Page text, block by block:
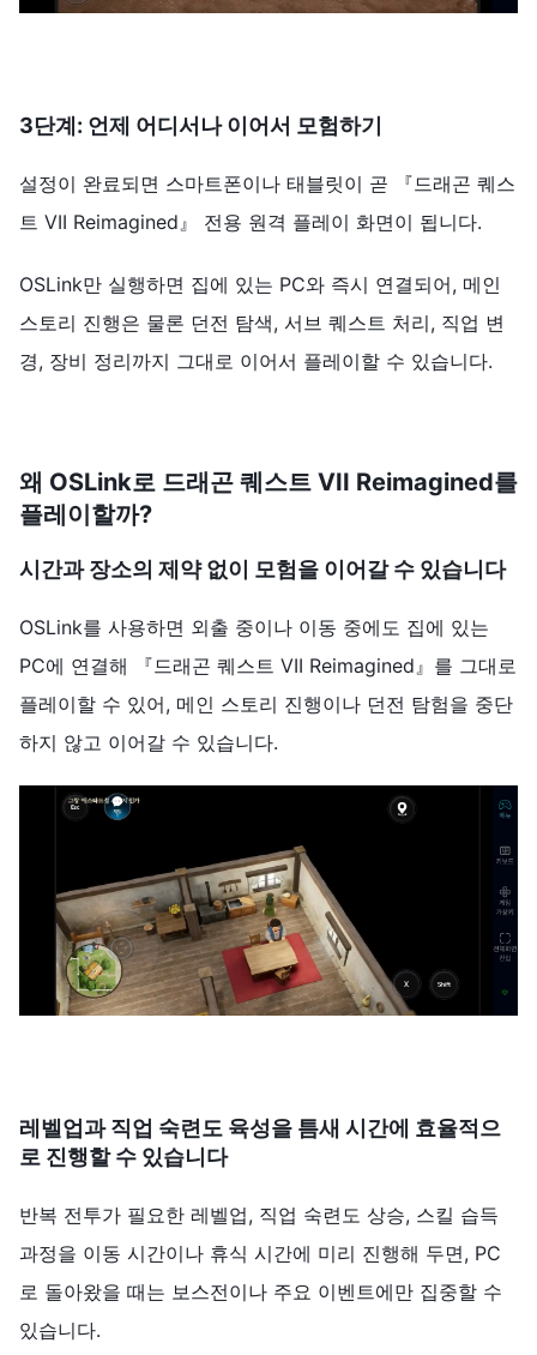
3단계: 언제 어디서나 이어서 모험하기
설정이 완료되면 스마트폰이나 태블릿이 곧 『드래곤 퀘스
트 VII Reimagined』 전용 원격 플레이 화면이 됩니다.
OSLink만 실행하면 집에 있는 PC와 즉시 연결되어, 메인
스토리 진행은 물론 던전 탐색, 서브 퀘스트 처리, 직업 변
경, 장비 정리까지 그대로 이어서 플레이할 수 있습니다.
왜 OSLink로 드래곤 퀘스트 VII Reimagined를
플레이할까?
시간과 장소의 제약 없이 모험을 이어갈 수 있습니다
OSLink를 사용하면 외출 중이나 이동 중에도 집에 있는
PC에 연결해 『드래곤 퀘스트 VII Reimagined』를 그대로
플레이할 수 있어, 메인 스토리 진행이나 던전 탐험을 중단
하지 않고 이어갈 수 있습니다.
레벨업과 직업 숙련도 육성을 틈새 시간에 효율적으
로 진행할 수 있습니다
반복 전투가 필요한 레벨업, 직업 숙련도 상승, 스킬 습득
과정을 이동 시간이나 휴식 시간에 미리 진행해 두면, PC
로 돌아왔을 때는 보스전이나 주요 이벤트에만 집중할 수
있습니다.